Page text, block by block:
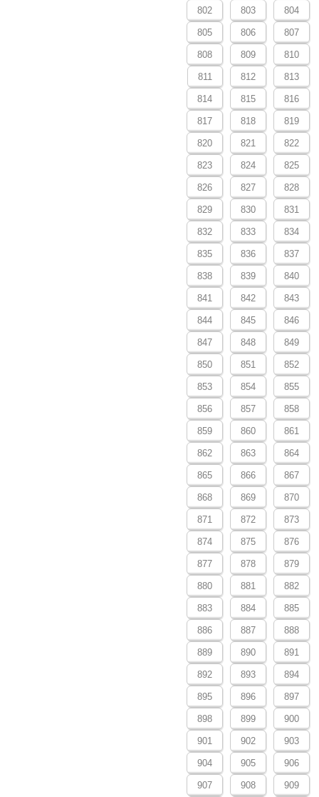
802 803 804
805 806 807
808 809 810
811 812 813
814 815 816
817 818 819
820 821 822
823 824 825
826 827 828
829 830 831
832 833 834
835 836 837
838 839 840
841 842 843
844 845 846
847 848 849
850 851 852
853 854 855
856 857 858
859 860 861
862 863 864
865 866 867
868 869 870
871 872 873
874 875 876
877 878 879
880 881 882
883 884 885
886 887 888
889 890 891
892 893 894
895 896 897
898 899 900
901 902 903
904 905 906
907 908 909